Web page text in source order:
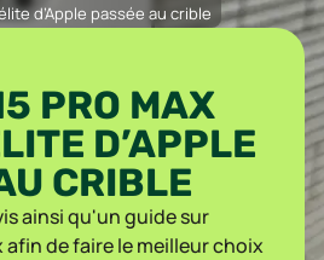
d’Apple passée au crible
PRO MAX
D’APPLE
CRIBLE
ainsi qu'un guide sur
afin de faire le meilleur choix